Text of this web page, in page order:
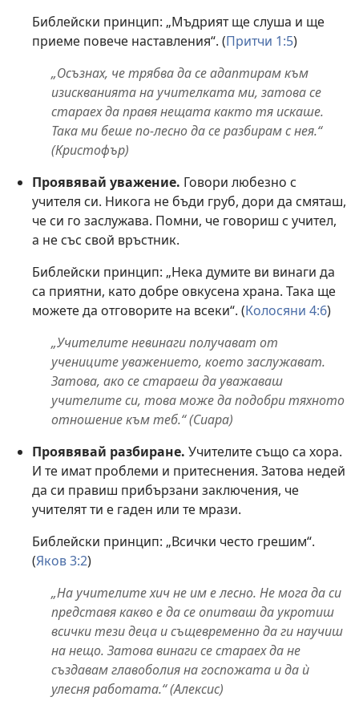
Библейски принцип: „Мъдрият ще слуша и ще
приеме повече наставления“. (Притчи 1:5)
„Осъзнах, че трябва да се адаптирам към
изискванията на учителката ми, затова се
стараех да правя нещата както тя искаше.
Така ми беше по-лесно да се разбирам с нея.“
(Кристофър)
Проявявай уважение. Говори любезно с
учителя си. Никога не бъди груб, дори да смяташ,
че си го заслужава. Помни, че говориш с учител,
а не със свой връстник.
Библейски принцип: „Нека думите ви винаги да
са приятни, като добре овкусена храна. Така ще
можете да отговорите на всеки“. (Колосяни 4:6)
„Учителите невинаги получават от
учениците уважението, което заслужават.
Затова, ако се стараеш да уважаваш
учителите си, това може да подобри тяхното
отношение към теб.“ (Сиара)
Проявявай разбиране. Учителите също са хора.
И те имат проблеми и притеснения. Затова недей
да си правиш прибързани заключения, че
учителят ти е гаден или те мрази.
Библейски принцип: „Всички често грешим“.
(Яков 3:2)
„На учителите хич не им е лесно. Не мога да си
представя какво е да се опитваш да укротиш
всички тези деца и същевременно да ги научиш
на нещо. Затова винаги се стараех да не
създавам главоболия на госпожата и да ѝ
улесня работата.“ (Алексис)